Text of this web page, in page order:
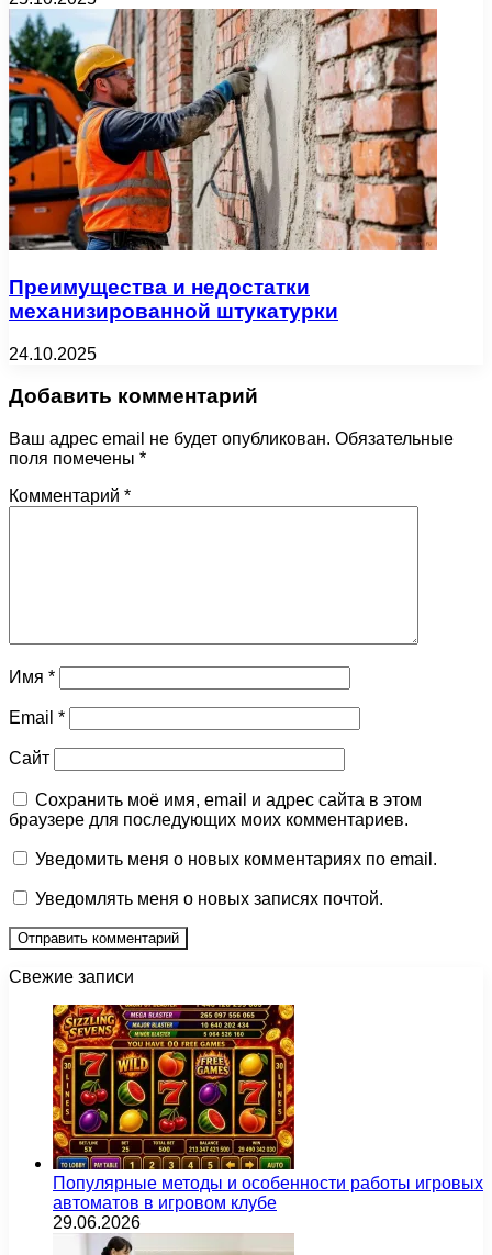
Преимущества и недостатки
механизированной штукатурки
24.10.2025
Добавить комментарий
Ваш адрес email не будет опубликован. Обязательные
поля помечены *
Комментарий *
Имя *
Email *
Сайт
Сохранить моё имя, email и адрес сайта в этом
браузере для последующих моих комментариев.
Уведомить меня о новых комментариях по email.
Уведомлять меня о новых записях почтой.
Свежие записи
Популярные методы и особенности работы игровых
автоматов в игровом клубе
29.06.2026